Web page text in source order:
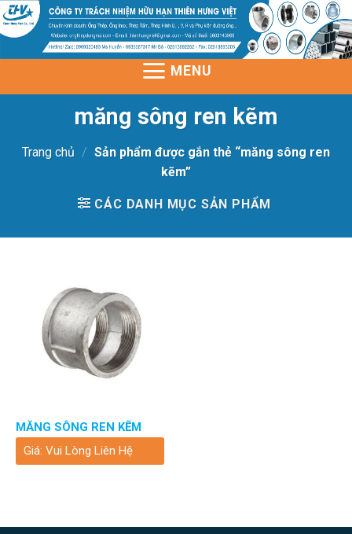
Skip
to
MENU
măng sông ren kẽm
Trang chủ / Sản phẩm được gắn thẻ “măng sông ren
kẽm”
CÁC DANH MỤC SẢN PHẨM
MĂNG SÔNG REN KẼM
Giá: Vui Lòng Liên Hệ